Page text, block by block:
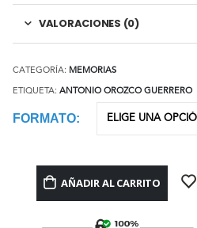
VALORACIONES (0)
CATEGORÍA: MEMORIAS
ETIQUETA: ANTONIO OROZCO GUERRERO
FORMATO
AÑADIR AL CARRITO